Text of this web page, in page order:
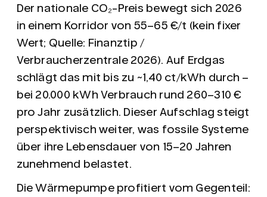
Der nationale CO₂-Preis bewegt sich 2026
in einem Korridor von 55–65 €/t (kein fixer
Wert; Quelle: Finanztip /
Verbraucherzentrale 2026). Auf Erdgas
schlägt das mit bis zu ~1,40 ct/kWh durch –
bei 20.000 kWh Verbrauch rund 260–310 €
pro Jahr zusätzlich. Dieser Aufschlag steigt
perspektivisch weiter, was fossile Systeme
über ihre Lebensdauer von 15–20 Jahren
zunehmend belastet.
Die Wärmepumpe profitiert vom Gegenteil: